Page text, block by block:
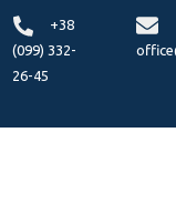
+38
(099) 332-
26-45